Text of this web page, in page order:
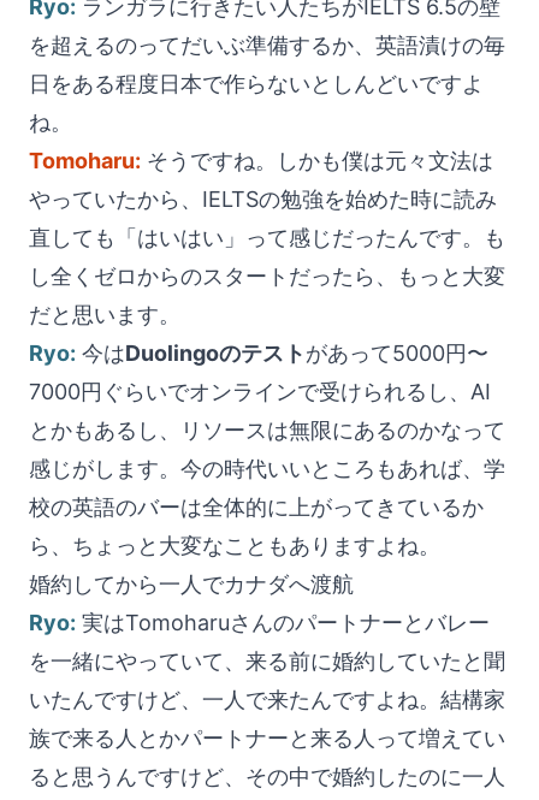
Ryo: ランガラに行きたい人たちがIELTS 6.5の壁
を超えるのってだいぶ準備するか、英語漬けの毎
日をある程度日本で作らないとしんどいですよ
ね。
Tomoharu: そうですね。しかも僕は元々文法は
やっていたから、IELTSの勉強を始めた時に読み
直しても「はいはい」って感じだったんです。も
し全くゼロからのスタートだったら、もっと大変
だと思います。
Ryo: 今はDuolingoのテストがあって5000円〜
7000円ぐらいでオンラインで受けられるし、AI
とかもあるし、リソースは無限にあるのかなって
感じがします。今の時代いいところもあれば、学
校の英語のバーは全体的に上がってきているか
ら、ちょっと大変なこともありますよね。
婚約してから一人でカナダへ渡航
Ryo: 実はTomoharuさんのパートナーとバレー
を一緒にやっていて、来る前に婚約していたと聞
いたんですけど、一人で来たんですよね。結構家
族で来る人とかパートナーと来る人って増えてい
ると思うんですけど、その中で婚約したのに一人